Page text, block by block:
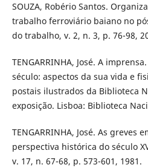
SOUZA, Robério Santos.
trabalho ferroviário baiano no
do trabalho, v. 2, n. 3, p. 76-98,
TENGARRINHA, José. A
século: aspectos da sua vida e
postais ilustrados da Biblioteca
exposição. Lisboa: Biblioteca
TENGARRINHA, José. As greves
perspectiva histórica do século
v. 17, n. 67-68, p. 573-601, 1981.